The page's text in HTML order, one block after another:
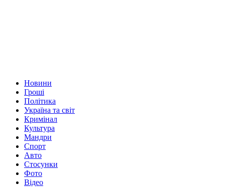
Новини
Гроші
Політика
Україна та світ
Кримінал
Культура
Мандри
Спорт
Авто
Стосунки
Фото
Відео